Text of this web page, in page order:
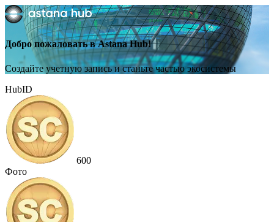
Добро пожаловать в Astana Hub!
Создайте учетную запись и станьте частью экосистемы
HubID
600
Фото